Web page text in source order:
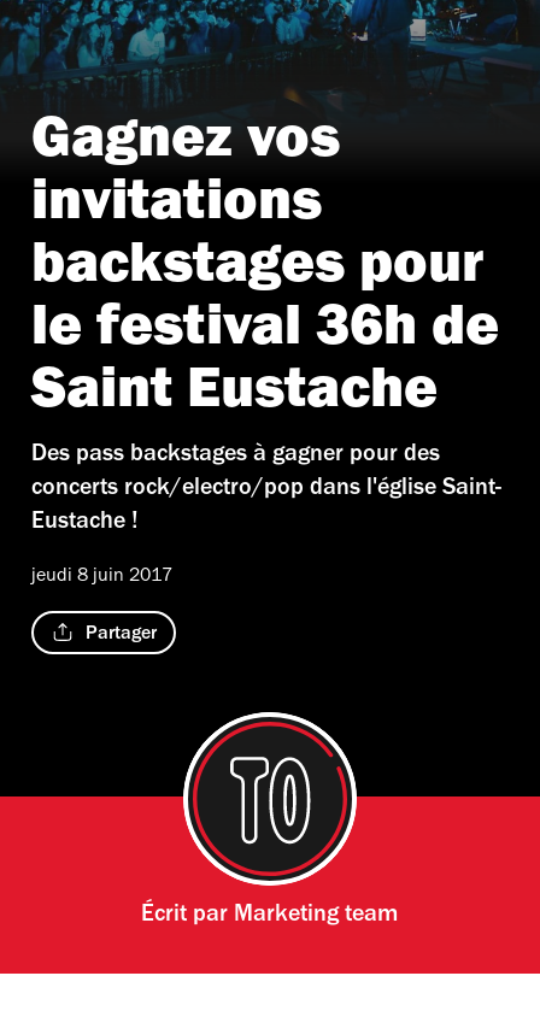
Gagnez vos
invitations
backstages pour
le festival 36h de
Saint Eustache
Des pass backstages à gagner pour des
concerts rock/electro/pop dans l'église Saint-
Eustache !
jeudi 8 juin 2017
Partager
Écrit par Marketing team